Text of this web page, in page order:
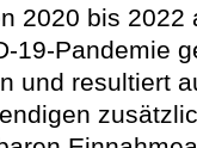
2020 bis 2022
19-Pandemie
und resultiert